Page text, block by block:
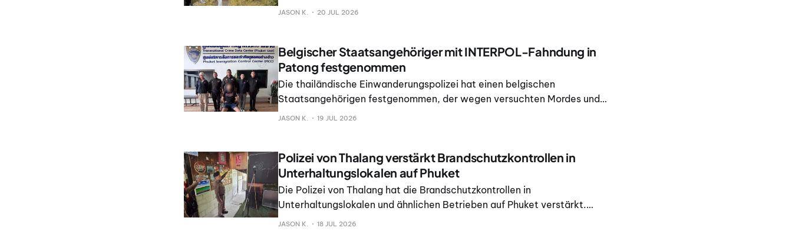
oder Todesopfer wurden jedoch nicht gemeldet. Die Polizei wurde
JASON K. 20 JUL 2026
Belgischer Staatsangehöriger mit INTERPOL-Fahndung in
Patong festgenommen
Die thailändische Einwanderungspolizei hat einen belgischen
Staatsangehörigen festgenommen, der wegen versuchten Mordes und
organisierter Kriminalität mit einer Roten Ausschreibung von INTERPOL
JASON K. 19 JUL 2026
Polizei von Thalang verstärkt Brandschutzkontrollen in
Unterhaltungslokalen auf Phuket
Die Polizei von Thalang hat die Brandschutzkontrollen in
Unterhaltungslokalen und ähnlichen Betrieben auf Phuket verstärkt.
Vorausgegangen war eine Anweisung zu Kontrollen in der gesamten
JASON K. 18 JUL 2026